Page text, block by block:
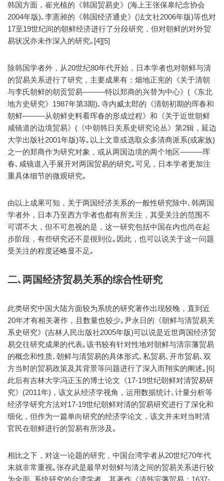
韩国方面，崔光植的《韩国贸易史》(海上王张保皋纪念协会
2004年版)､李憲昶的《韩国经济通史》(法文社2006年版)等也对
17至19世纪间的朝鲜经济进行了分段研究，但对朝鲜的对外贸
易状况亦未作深入的研究｡[4][5]
除韩国学者外，从20世纪80年代开始，日本学者也对朝鲜与清
的贸易关系进行了研究，主要成果有：畑地正宪的《关于清朝
与李氏朝鲜的朝贡贸易———特以郑商的兴替为中心》(《东北
地方史研究》1987年第3期)､寺内威太郎的《清朝初期的珲春和
朝鲜———从朝鲜史料看珲春的形成过程》和《关于近世朝鲜
咸镜道的边境贸易》(《中朝韩日关系史研究论丛》第2辑，延边
大学出版社2001年版)等｡以上文章或选取众多清商派系(或家族)
之一的郑商作为研究对象，或从两国边境的两个地区———珲
春､咸镜道入手展开对两国贸易的研究｡可见，日本学者更加注
重具体细节的微观研究｡
由以上成果可知，关于两国经济关系的一般性研究除中､韩两国
学者外，日本乃至西方学者也都有所关注，其受关注的范围不
可谓不大，但不可忽视的是，这一研究包括中国在内也尚在起
步阶段，有些研究还不是很到位｡因此，也可以说关于这一问题
受关注的程度还略显不足｡
二､两国经济贸易关系的综合性研究
此类研究中国大陆方面较为系统的研究著作出现较晚，直到近
20年才有相关著作，且数量也较少｡尹永日的《朝鲜与清贸易关
系史研究》(吉林人民出版社2005年版)可以说是近世两国经济贸
易交往研究成果的代表｡该书较有针对性地对朝鲜与清宗藩贸易
的概念和性质､朝鲜与清贸易的具体形式､私贸易､开市贸易､双
方当时的贸易政策及其背景等问题进行了深入而翔实的阐述｡[6]
此后有吉林大学冯正玉的博士论文《17-19世纪朝鲜对清贸易研
究》(2011年)，该文从经济学视角，运用数据统计､计量分析等
经济学研究方法对17-19世纪朝鲜对清的贸易研究进行了深化和
细化，但作为一篇单向研究的经济学论文，该文并未对当时清
官民在朝鲜进行的贸易有所涉及｡
相比之下，对这一论题的研究，中国台湾学者从20世纪70年代
末就非常重视｡张存武是最早对朝鲜与清之间的贸易关系进行较
为全面､系统研究的台湾学者，其著作《清韩宗藩贸易：1637-